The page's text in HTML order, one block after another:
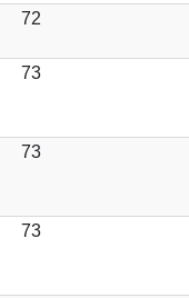
72
73
73
73